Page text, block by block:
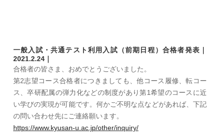
一般入試・共通テスト利用入試（前期日程）合格者発表｜
2021.2.24｜
合格者の皆さま、おめでとうございました。
第2志望コース合格者につきましても、他コース履修、転コー
ス、卒研配属の弾力化などの制度があり第1希望のコースに近
い学びの実現が可能です。何かご不明な点などがあれば、下記
の問い合わせ先にご連絡願います。
https://www.kyusan-u.ac.jp/other/inquiry/